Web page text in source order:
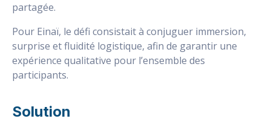
partagée.
Pour Einaï, le défi consistait à conjuguer immersion,
surprise et fluidité logistique, afin de garantir une
expérience qualitative pour l’ensemble des
participants.
Solution